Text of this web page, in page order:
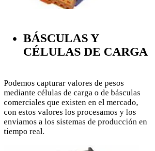
BÁSCULAS Y
CÉLULAS DE CARGA
Podemos capturar valores de pesos
mediante células de carga o de básculas
comerciales que existen en el mercado,
con estos valores los procesamos y los
enviamos a los sistemas de producción en
tiempo real.